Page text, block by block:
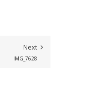
Next
IMG_7628